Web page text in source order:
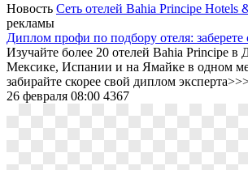
Новость Сеть отелей Bahia Principe Hotels
рекламы
Диплом профи по подбору отеля: заберете
Изучайте более 20 отелей Bahia Principe в
Мексике, Испании и на Ямайке в одном
забирайте скорее свой диплом
26 февраля 08:00 4367